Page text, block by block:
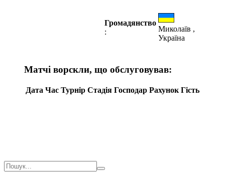
Громадянство
:
Миколаїв ,
Україна
Матчі ворскли, що обслуговував:
Дата Час Турнір Стадія Господар Рахунок Гість